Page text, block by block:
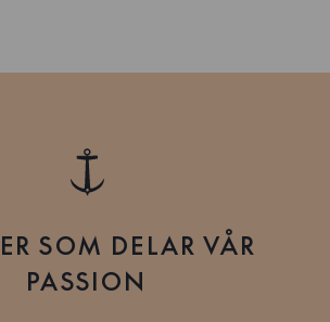
SOM DELAR VÅR
PASSION